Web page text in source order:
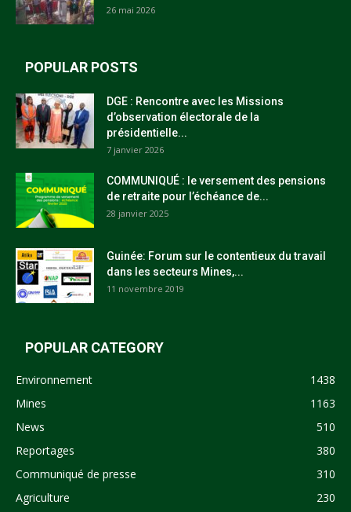
26 mai 2026
POPULAR POSTS
DGE : Rencontre avec les Missions
d’observation électorale de la
présidentielle...
7 janvier 2026
COMMUNIQUÉ : le versement des pensions
de retraite pour l’échéance de...
28 janvier 2025
Guinée: Forum sur le contentieux du travail
dans les secteurs Mines,...
11 novembre 2019
POPULAR CATEGORY
Environnement
1438
Mines
1163
News
510
Reportages
380
Communiqué de presse
310
Agriculture
230